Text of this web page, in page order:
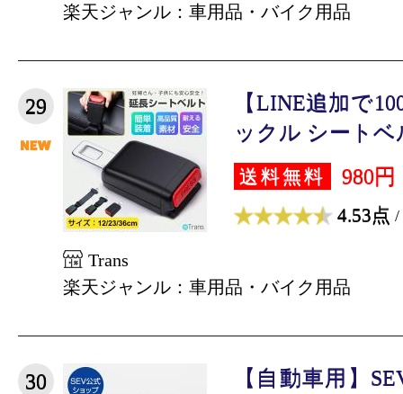
楽天ジャンル：車用品・バイク用品
29
【LINE追加で
ックル シートベ
送料無料 980円
4.53点 /
Trans
楽天ジャンル：車用品・バイク用品
30
【自動車用】